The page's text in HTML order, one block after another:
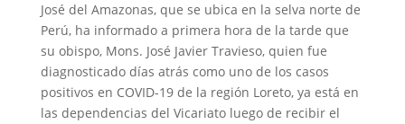
José del Amazonas, que se ubica en la selva norte de
Perú, ha informado a primera hora de la tarde que
su obispo, Mons. José Javier Travieso, quien fue
diagnosticado días atrás como uno de los casos
positivos en COVID-19 de la región Loreto, ya está en
las dependencias del Vicariato luego de recibir el